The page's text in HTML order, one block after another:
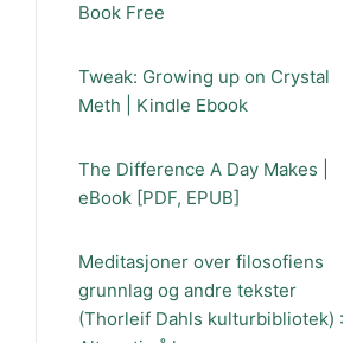
Book Free
Tweak: Growing up on Crystal
Meth | Kindle Ebook
The Difference A Day Makes |
eBook [PDF, EPUB]
Meditasjoner over filosofiens
grunnlag og andre tekster
(Thorleif Dahls kulturbibliotek) :